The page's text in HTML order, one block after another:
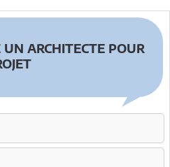
ARCHITECTE POUR